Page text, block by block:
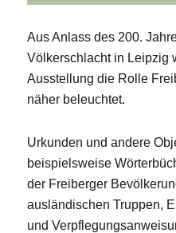
Aus Anlass des 200.
Völkerschlacht in Leipzig
Ausstellung die Rolle
näher beleuchtet.
Urkunden und andere
beispielsweise
der Freiberger
ausländischen Truppen,
und